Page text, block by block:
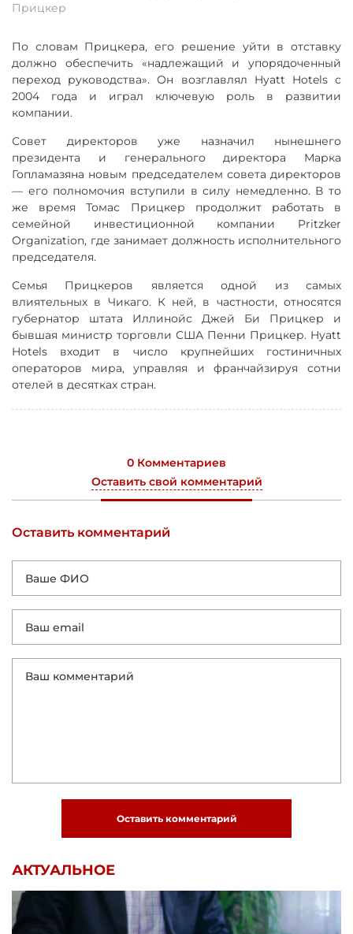
Прицкер
По словам Прицкера, его решение уйти в отставку
должно обеспечить «надлежащий и упорядоченный
переход руководства». Он возглавлял Hyatt Hotels с
2004 года и играл ключевую роль в развитии
компании.
Совет директоров уже назначил нынешнего
президента и генерального директора Марка
Гопламазяна новым председателем совета директоров
— его полномочия вступили в силу немедленно. В то
же время Томас Прицкер продолжит работать в
семейной инвестиционной компании Pritzker
Organization, где занимает должность исполнительного
председателя.
Семья Прицкеров является одной из самых
влиятельных в Чикаго. К ней, в частности, относятся
губернатор штата Иллинойс Джей Би Прицкер и
бывшая министр торговли США Пенни Прицкер. Hyatt
Hotels входит в число крупнейших гостиничных
операторов мира, управляя и франчайзируя сотни
отелей в десятках стран.
0 Комментариев
Оставить свой комментарий
Оставить комментарий
Оставить комментарий
АКТУАЛЬНОЕ